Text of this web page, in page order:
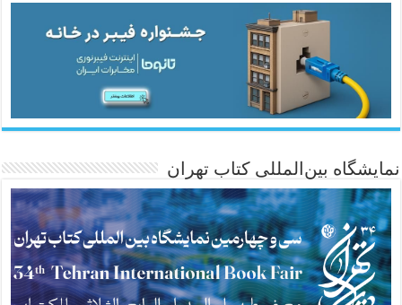
نمایشگاه بین‌المللی کتاب تهران